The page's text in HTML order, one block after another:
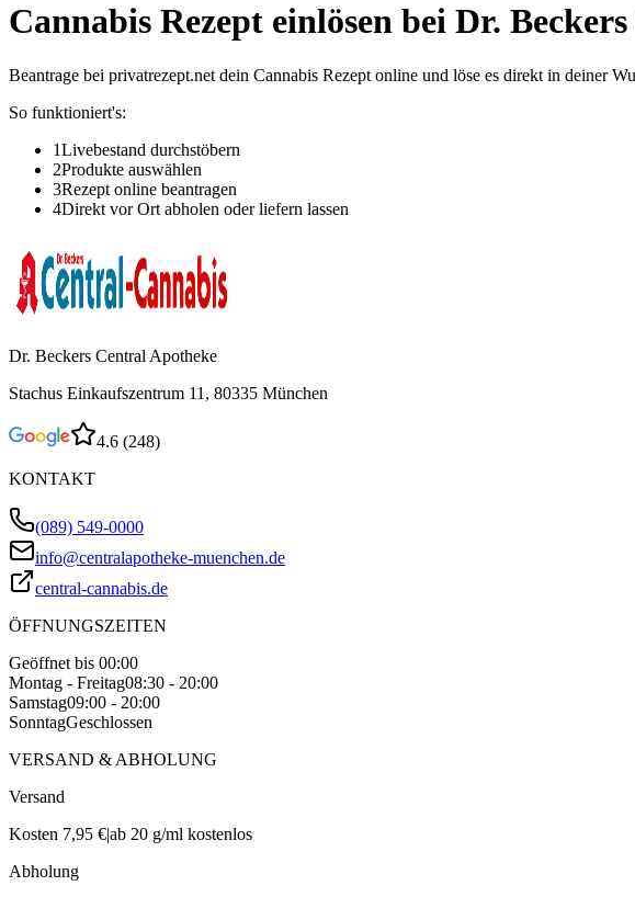
Cannabis Rezept einlösen bei Dr.
Beantrage bei privatrezept.net dein Cannabis Rezept online und löse es direkt in deiner
So funktioniert's:
1Livebestand durchstöbern
2Produkte auswählen
3Rezept online beantragen
4Direkt vor Ort abholen oder liefern lassen
Dr. Beckers Central Apotheke
Stachus Einkaufszentrum 11, 80335 München
4.6 (248)
KONTAKT
(089) 549-0000
info@centralapotheke-muenchen.de
central-cannabis.de
ÖFFNUNGSZEITEN
Geöffnet bis 00:00
Montag - Freitag08:30 - 20:00
Samstag09:00 - 20:00
SonntagGeschlossen
VERSAND & ABHOLUNG
Versand
Kosten 7,95 €|ab 20 g/ml kostenlos
Abholung